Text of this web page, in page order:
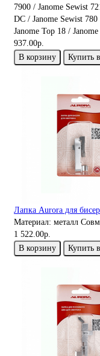
7900 / Janome Sewist
DC / Janome Sewist
Janome Top 18 /
937.00р.
В корзину
Купить
Лапка Aurora для
Материал: металл
1 522.00р.
В корзину
Купить